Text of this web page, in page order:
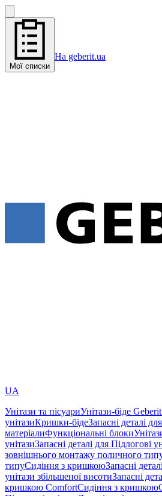
Мої списки
На geberit.ua
UA
Унітази та пісуариУнітази-біде
унітазиКришки-бідеЗапасні деталі
матеріалиФункціональні блоки
унітазиЗапасні деталі для Підлогові
зовнішнього монтажу поличного
типуСидіння з кришкоюЗапасні
унітази збільшеної висотиЗапасні
кришкою ComfortСидіння з кришкою